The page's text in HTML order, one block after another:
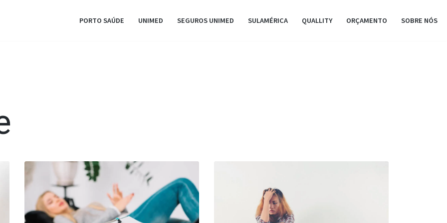
PORTO SAÚDE UNIMED SEGUROS UNIMED SULAMÉRICA QUALLITY ORÇAMENTO SOBRE NÓS